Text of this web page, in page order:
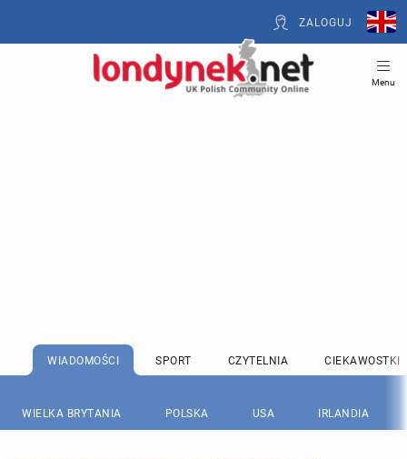
ZALOGUJ
Menu
WIADOMOŚCI SPORT CZYTELNIA CIEKAWOSTKI
WIELKA BRYTANIA POLSKA USA IRLANDIA